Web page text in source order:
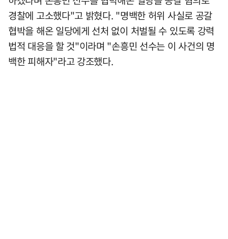
경찰에 고소했다"고 밝혔다. "명백한 허위 사실로 공갈
협박을 해온 일당에게 선처 없이 처벌될 수 있도록 강력
법적 대응을 할 것"이라며 "손흥민 선수는 이 사건의 명
백한 피해자"라고 강조했다.